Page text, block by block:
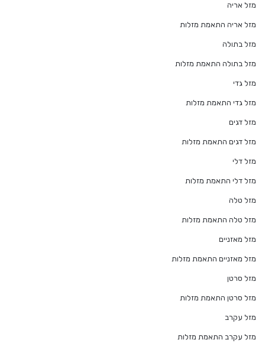
מזל אריה
מזל אריה התאמת מזלות
מזל בתולה
מזל בתולה התאמת מזלות
מזל גדי
מזל גדי התאמת מזלות
מזל דגים
מזל דגים התאמת מזלות
מזל דלי
מזל דלי התאמת מזלות
מזל טלה
מזל טלה התאמת מזלות
מזל מאזניים
מזל מאזניים התאמת מזלות
מזל סרטן
מזל סרטן התאמת מזלות
מזל עקרב
מזל עקרב התאמת מזלות